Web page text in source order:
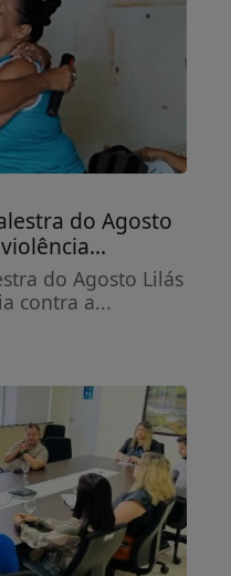
do Agosto
do Agosto Lilás
contra a...